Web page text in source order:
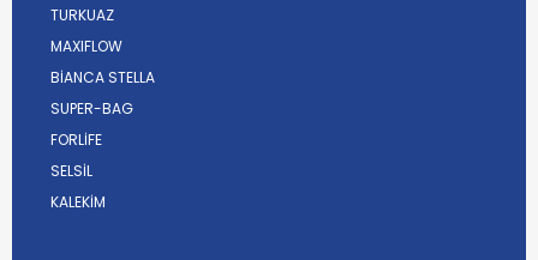
TURKUAZ
MAXIFLOW
BİANCA STELLA
SUPER-BAG
FORLİFE
SELSİL
KALEKİM